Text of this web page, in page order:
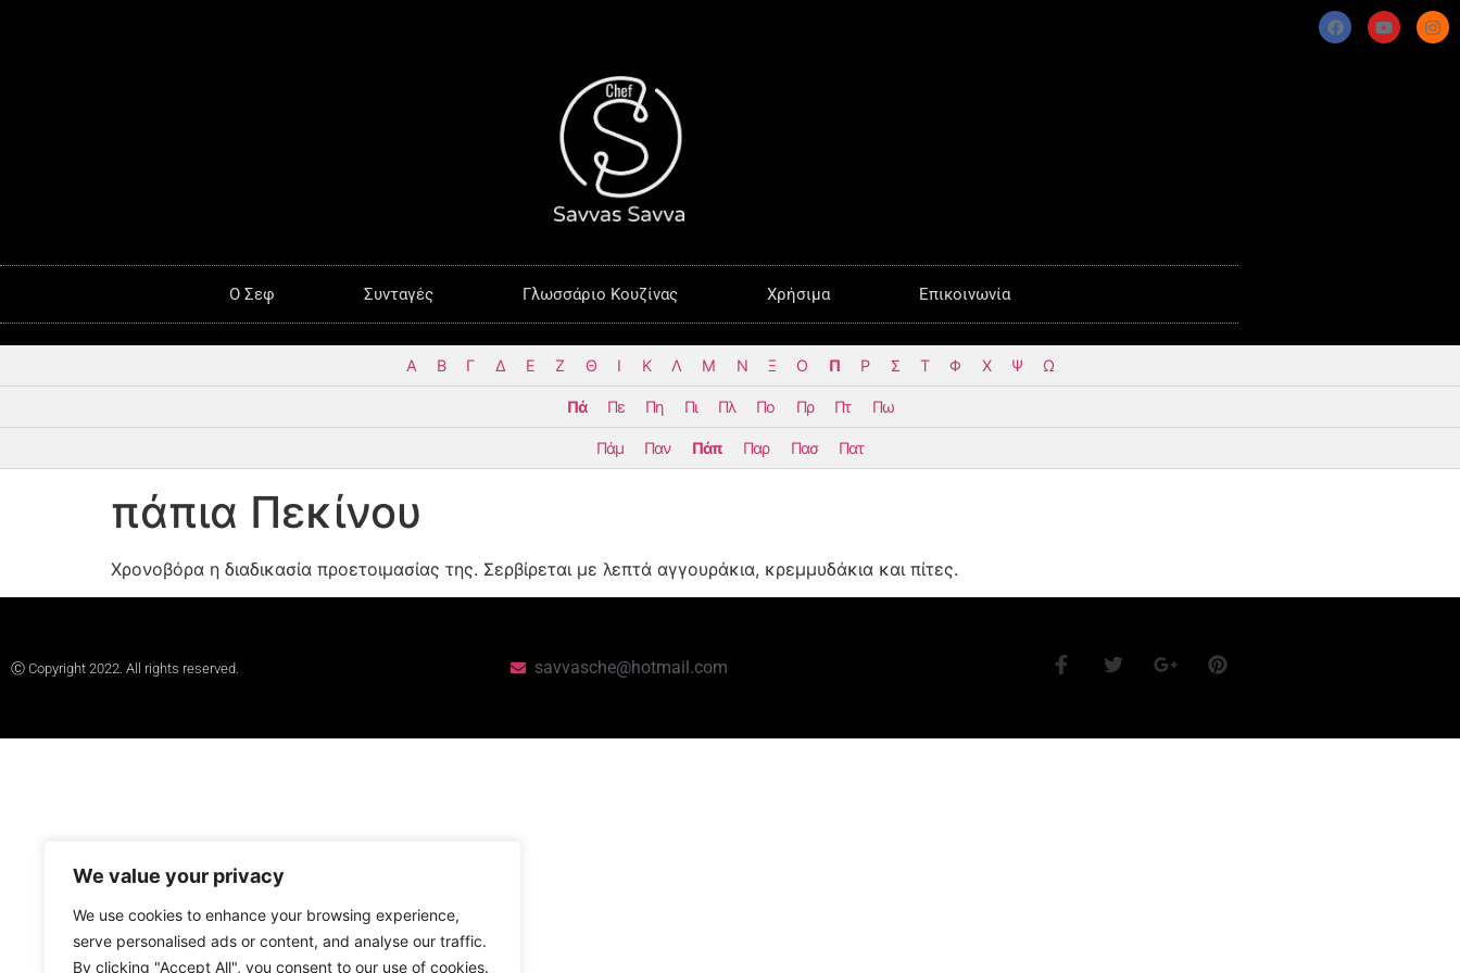
We value your privacy
We use cookies to enhance your browsing experience,
serve personalised ads or content, and analyse our traffic.
By clicking "Accept All", you consent to our use of cookies.
O Σεφ Συνταγές Γλωσσάριο Κουζίνας Χρήσιμα Επικοινωνία
Α Β Γ Δ Ε Ζ Θ Ι Κ Λ Μ Ν Ξ Ο Π Ρ Σ Τ Φ Χ Ψ Ω
Πά Πε Πη Πι Πλ Πο Πρ Πτ Πω
Πάμ Παν Πάπ Παρ Πασ Πατ
πάπια Πεκίνου
Χρονοβόρα η διαδικασία προετοιμασίας της. Σερβίρεται με λεπτά αγγουράκια, κρεμμυδάκια και πίτες.
Ⓒ Copyright 2022. All rights reserved. savvasche@hotmail.com